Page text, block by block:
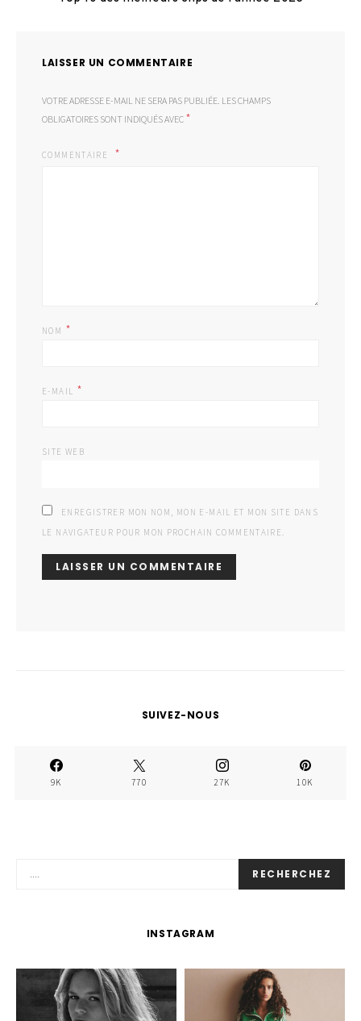
LAISSER UN COMMENTAIRE
VOTRE ADRESSE E-MAIL NE SERA PAS PUBLIÉE. LES CHAMPS
OBLIGATOIRES SONT INDIQUÉS AVEC *
COMMENTAIRE
NOM *
E-MAIL *
SITE WEB
ENREGISTRER MON NOM, MON E-MAIL ET MON SITE DANS
LE NAVIGATEUR POUR MON PROCHAIN COMMENTAIRE.
SUIVEZ-NOUS
9K 770 27K 10K
RECHERCHEZ
INSTAGRAM